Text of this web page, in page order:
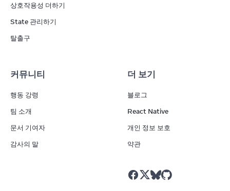
상호작용성 더하기
State 관리하기
탈출구
커뮤니티
행동 강령
팀 소개
문서 기여자
감사의 말
더 보기
블로그
React Native
개인 정보 보호
약관